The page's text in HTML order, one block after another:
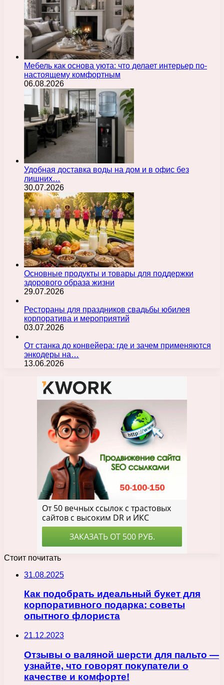
Мебель как основа уюта: что делает интерьер по-
настоящему комфортным
06.08.2026
Удобная доставка воды на дом и в офис без
лишних…
30.07.2026
Основные продукты и товары для поддержки
здорового образа жизни
29.07.2026
Рестораны для праздников свадьбы юбилея
корпоратива и мероприятий
03.07.2026
От станка до конвейера: где и зачем применяются
энкодеры на…
13.06.2026
Стоит почитать
31.08.2025
Как подобрать идеальный букет для
корпоративного подарка: советы
опытного флориста
21.12.2023
Отзывы о валяной шерсти для пальто —
узнайте, что говорят покупатели о
качестве и комфорте!